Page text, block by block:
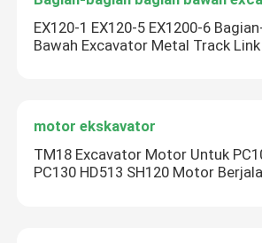
Tinggalkan
Kami akan segera
EX120-1 EX120-5 EX1200-6
Bawah Excavator Metal Track
motor ekskavator
TM18 Excavator Motor Untuk
PC130 HD513 SH120 Motor